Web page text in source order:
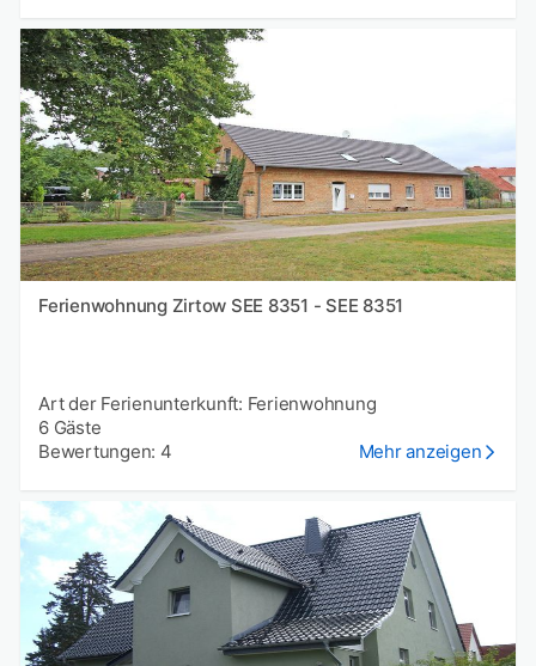
Ferienwohnung Zirtow SEE 8351 - SEE 8351
Art der Ferienunterkunft: Ferienwohnung
6 Gäste
Bewertungen: 4
Mehr anzeigen